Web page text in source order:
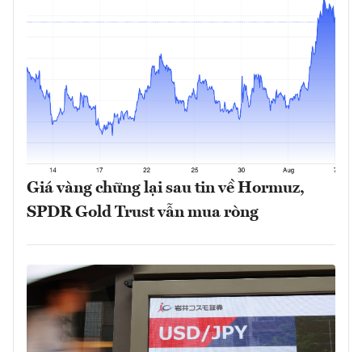
Giá vàng chững lại sau tin về Hormuz,
SPDR Gold Trust vẫn mua ròng